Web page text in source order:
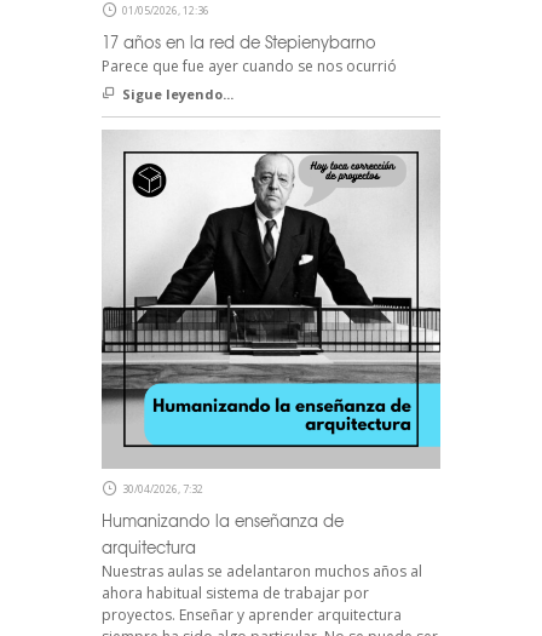
01/05/2026, 12:36
17 años en la red de Stepienybarno
Parece que fue ayer cuando se nos ocurrió
Sigue leyendo...
30/04/2026, 7:32
Humanizando la enseñanza de
arquitectura
Nuestras aulas se adelantaron muchos años al
ahora habitual sistema de trabajar por
proyectos. Enseñar y aprender arquitectura